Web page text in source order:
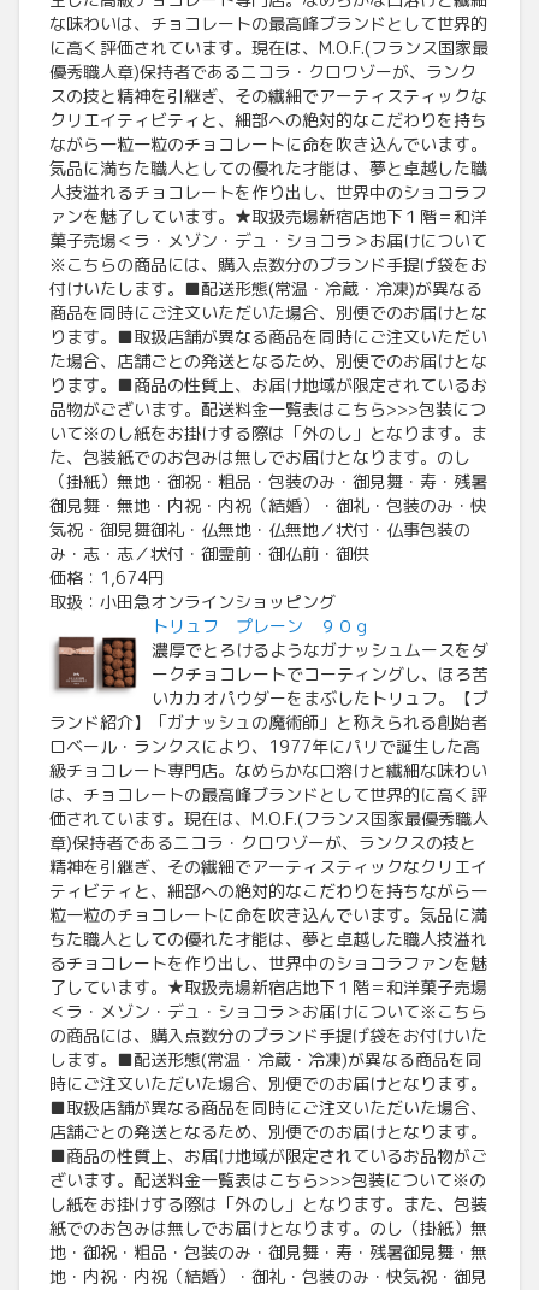
な味わいは、チョコレートの最高峰ブランドとして世界的
に高く評価されています。現在は、M.O.F.(フランス国家最
優秀職人章)保持者であるニコラ・クロワゾーが、ランク
スの技と精神を引継ぎ、その繊細でアーティスティックな
クリエイティビティと、細部への絶対的なこだわりを持ち
ながら一粒一粒のチョコレートに命を吹き込んでいます。
気品に満ちた職人としての優れた才能は、夢と卓越した職
人技溢れるチョコレートを作り出し、世界中のショコラフ
ァンを魅了しています。★取扱売場新宿店地下１階＝和洋
菓子売場＜ラ・メゾン・デュ・ショコラ＞お届けについて
※こちらの商品には、購入点数分のブランド手提げ袋をお
付けいたします。■配送形態(常温・冷蔵・冷凍)が異なる
商品を同時にご注文いただいた場合、別便でのお届けとな
ります。■取扱店舗が異なる商品を同時にご注文いただい
た場合、店舗ごとの発送となるため、別便でのお届けとな
ります。■商品の性質上、お届け地域が限定されているお
品物がございます。配送料金一覧表はこちら>>>包装につ
いて※のし紙をお掛けする際は「外のし」となります。ま
た、包装紙でのお包みは無しでお届けとなります。のし
（掛紙）無地・御祝・粗品・包装のみ・御見舞・寿・残暑
御見舞・無地・内祝・内祝（結婚）・御礼・包装のみ・快
気祝・御見舞御礼・仏無地・仏無地／状付・仏事包装の
み・志・志／状付・御霊前・御仏前・御供
価格：1,674円
取扱：小田急オンラインショッピング
トリュフ プレーン ９０ｇ
濃厚でとろけるようなガナッシュムースをダ
ークチョコレートでコーティングし、ほろ苦
いカカオパウダーをまぶしたトリュフ。【ブ
ランド紹介】「ガナッシュの魔術師」と称えられる創始者
ロベール・ランクスにより、1977年にパリで誕生した高
級チョコレート専門店。なめらかな口溶けと繊細な味わい
は、チョコレートの最高峰ブランドとして世界的に高く評
価されています。現在は、M.O.F.(フランス国家最優秀職人
章)保持者であるニコラ・クロワゾーが、ランクスの技と
精神を引継ぎ、その繊細でアーティスティックなクリエイ
ティビティと、細部への絶対的なこだわりを持ちながら一
粒一粒のチョコレートに命を吹き込んでいます。気品に満
ちた職人としての優れた才能は、夢と卓越した職人技溢れ
るチョコレートを作り出し、世界中のショコラファンを魅
了しています。★取扱売場新宿店地下１階＝和洋菓子売場
＜ラ・メゾン・デュ・ショコラ＞お届けについて※こちら
の商品には、購入点数分のブランド手提げ袋をお付けいた
します。■配送形態(常温・冷蔵・冷凍)が異なる商品を同
時にご注文いただいた場合、別便でのお届けとなります。
■取扱店舗が異なる商品を同時にご注文いただいた場合、
店舗ごとの発送となるため、別便でのお届けとなります。
■商品の性質上、お届け地域が限定されているお品物がご
ざいます。配送料金一覧表はこちら>>>包装について※の
し紙をお掛けする際は「外のし」となります。また、包装
紙でのお包みは無しでお届けとなります。のし（掛紙）無
地・御祝・粗品・包装のみ・御見舞・寿・残暑御見舞・無
地・内祝・内祝（結婚）・御礼・包装のみ・快気祝・御見